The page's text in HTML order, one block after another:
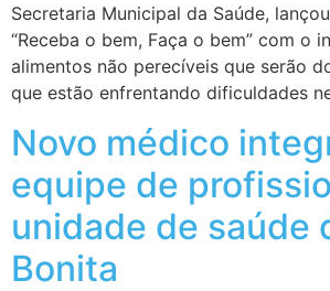
Secretaria Municipal da Saúde,
“Receba o bem, Faça o bem” com o
alimentos não perecíveis que serão
que estão enfrentando dificuldades
Novo médico
equipe de
unidade de saúde
Bonita